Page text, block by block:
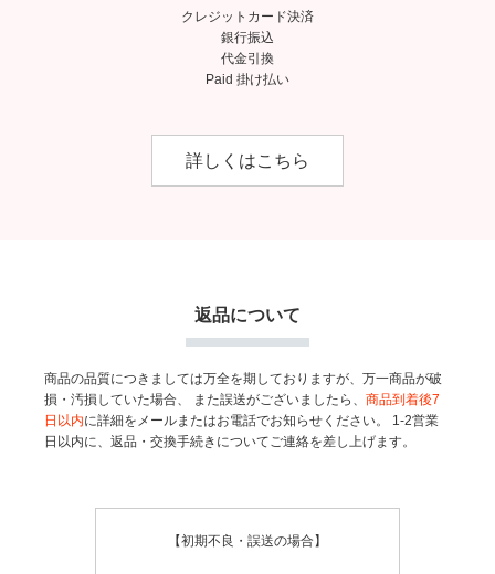
クレジットカード決済
銀行振込
代金引換
Paid 掛け払い
詳しくはこちら
返品について
商品の品質につきましては万全を期しておりますが、万一商品が破
損・汚損していた場合、
また誤送がございましたら、商品到着後7
日以内に詳細をメールまたはお電話でお知らせください。
1-2営業
日以内に、返品・交換手続きについてご連絡を差し上げます。
【初期不良・誤送の場合】